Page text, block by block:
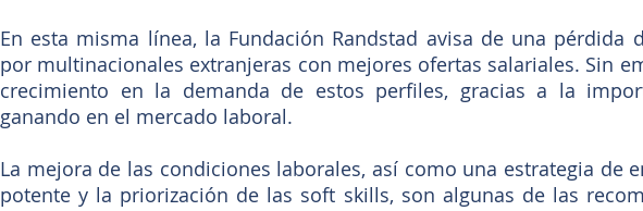
En esta misma línea, la Fundación Randstad avisa de una pérdida
por multinacionales extranjeras con mejores ofertas salariales. Sin
crecimiento en la demanda de estos perfiles, gracias a la
ganando en el mercado laboral.
La mejora de las condiciones laborales, así como una estrategia de
potente y la priorización de las soft skills, son algunas de las